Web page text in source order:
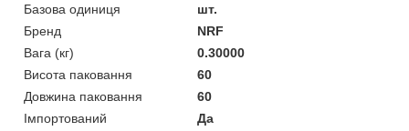
Базова одиниця
шт.
Бренд
NRF
Вага (кг)
0.30000
Висота паковання
60
Довжина паковання
60
Імпортований
Да